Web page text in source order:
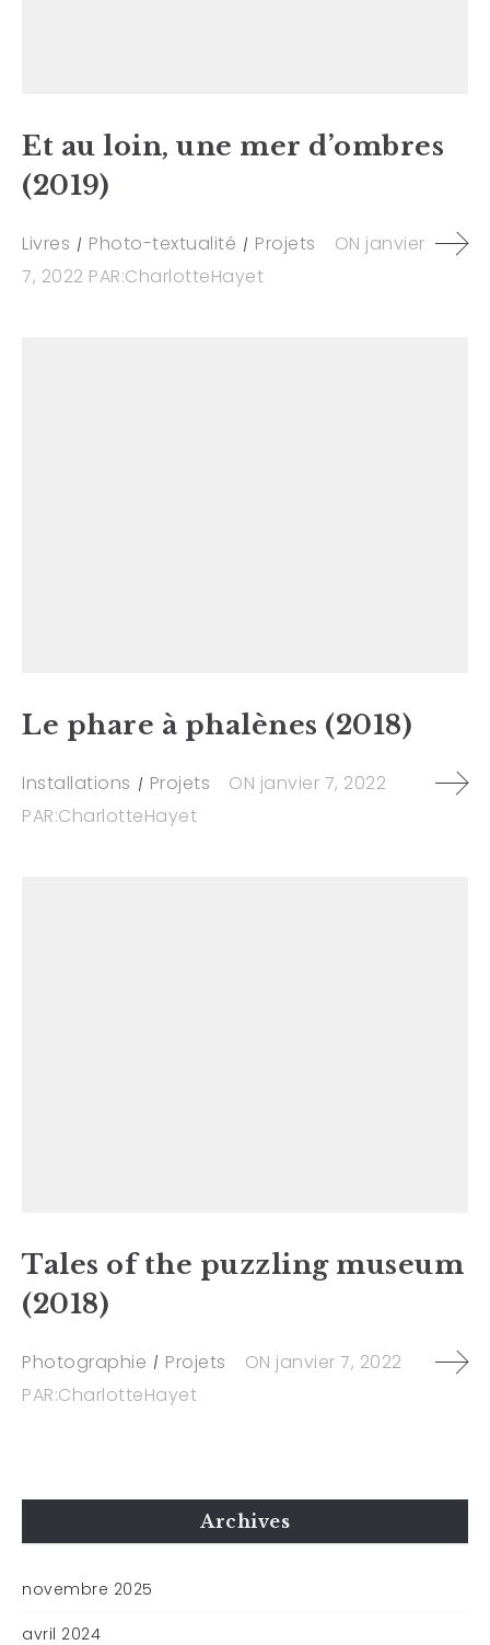
Et au loin, une mer d’ombres
(2019)
Livres Photo-textualité Projets ON janvier
7, 2022 PAR:CharlotteHayet
Le phare à phalènes (2018)
Installations Projets ON janvier 7, 2022
PAR:CharlotteHayet
Tales of the puzzling museum
(2018)
Photographie Projets ON janvier 7, 2022
PAR:CharlotteHayet
Archives
novembre 2025
avril 2024